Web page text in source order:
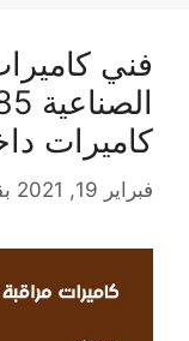
فني
كاميرات
فبراير 19, 2021